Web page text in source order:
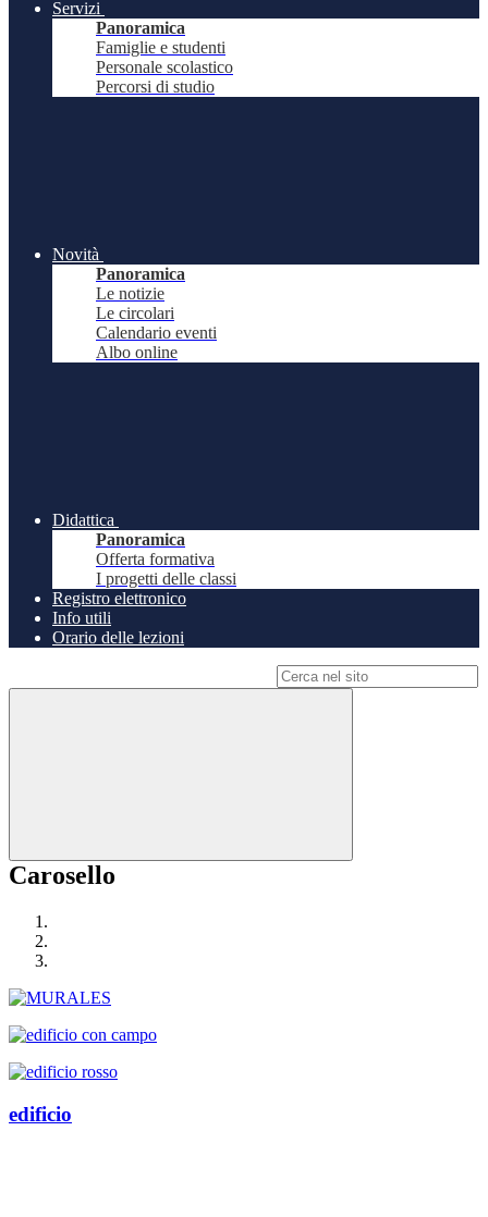
Servizi
Panoramica
Famiglie e studenti
Personale scolastico
Percorsi di studio
Novità
Panoramica
Le notizie
Le circolari
Calendario eventi
Albo online
Didattica
Panoramica
Offerta formativa
I progetti delle classi
Registro elettronico
Info utili
Orario delle lezioni
Carosello
edificio